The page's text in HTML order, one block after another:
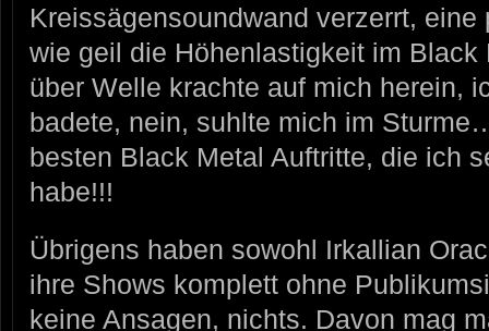
Kreissägensoundwand verzerrt,
wie geil die Höhenlastigkeit im
über Welle krachte auf mich herein,
badete, nein, suhlte mich im
besten Black Metal Auftritte, die ich
habe!!!
Übrigens haben sowohl Irkallian
ihre Shows komplett ohne
keine Ansagen, nichts. Davon mag